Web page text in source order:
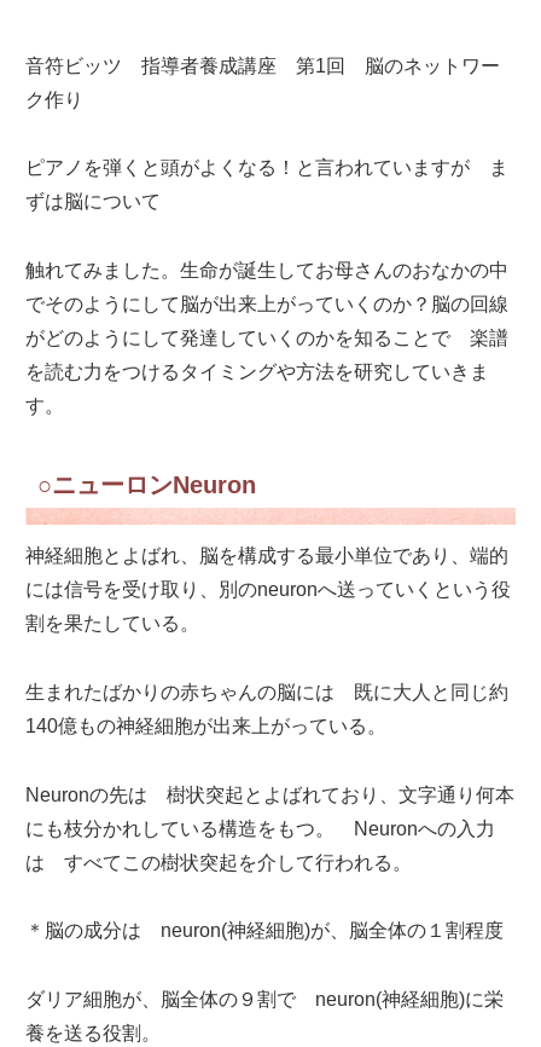
音符ビッツ 指導者養成講座 第1回 脳のネットワー
ク作り
ピアノを弾くと頭がよくなる！と言われていますが ま
ずは脳について
触れてみました。生命が誕生してお母さんのおなかの中
でそのようにして脳が出来上がっていくのか？脳の回線
がどのようにして発達していくのかを知ることで 楽譜
を読む力をつけるタイミングや方法を研究していきま
す。
○ニューロンNeuron
神経細胞とよばれ、脳を構成する最小単位であり、端的
には信号を受け取り、別のneuronへ送っていくという役
割を果たしている。
生まれたばかりの赤ちゃんの脳には 既に大人と同じ約
140億もの神経細胞が出来上がっている。
Neuronの先は 樹状突起とよばれており、文字通り何本
にも枝分かれしている構造をもつ。 Neuronへの入力
は すべてこの樹状突起を介して行われる。
＊脳の成分は neuron(神経細胞)が、脳全体の１割程度
ダリア細胞が、脳全体の９割で neuron(神経細胞)に栄
養を送る役割。